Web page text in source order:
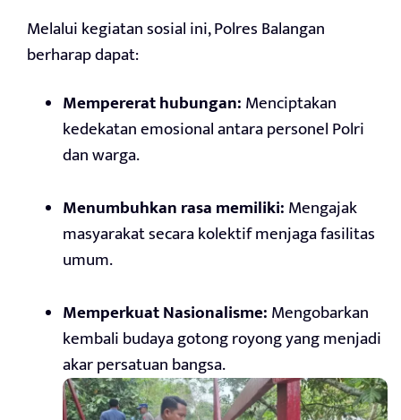
Melalui kegiatan sosial ini, Polres Balangan
berharap dapat:
Mempererat hubungan:Menciptakan
kedekatan emosional antara personel Polri
dan warga.
Menumbuhkan rasa memiliki:Mengajak
masyarakat secara kolektif menjaga fasilitas
umum.
Memperkuat Nasionalisme:Mengobarkan
kembali budaya gotong royong yang menjadi
akar persatuan bangsa.